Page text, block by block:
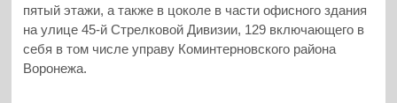
пятый этажи, а также в цоколе в части офисного здания
на улице 45-й Стрелковой Дивизии, 129 включающего в
себя в том числе управу Коминтерновского района
Воронежа.